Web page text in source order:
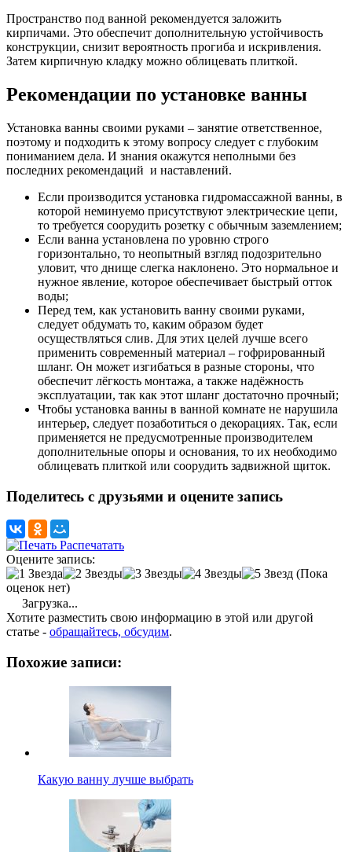
Пространство под ванной рекомендуется заложить
кирпичами. Это обеспечит дополнительную устойчивость
конструкции, снизит вероятность прогиба и искривления.
Затем кирпичную кладку можно облицевать плиткой.
Рекомендации по установке ванны
Установка ванны своими руками – занятие ответственное,
поэтому и подходить к этому вопросу следует с глубоким
пониманием дела. И знания окажутся неполными без
последних рекомендаций и наставлений.
Если производится установка гидромассажной ванны, в
которой неминуемо присутствуют электрические цепи,
то требуется соорудить розетку с обычным заземлением;
Если ванна установлена по уровню строго
горизонтально, то неопытный взгляд подозрительно
уловит, что днище слегка наклонено. Это нормальное и
нужное явление, которое обеспечивает быстрый отток
воды;
Перед тем, как установить ванну своими руками,
следует обдумать то, каким образом будет
осуществляться слив. Для этих целей лучше всего
применить современный материал – гофрированный
шланг. Он может изгибаться в разные стороны, что
обеспечит лёгкость монтажа, а также надёжность
эксплуатации, так как этот шланг достаточно прочный;
Чтобы установка ванны в ванной комнате не нарушила
интерьер, следует позаботиться о декорациях. Так, если
применяется не предусмотренные производителем
дополнительные опоры и основания, то их необходимо
облицевать плиткой или соорудить задвижной щиток.
Поделитесь с друзьями и оцените запись
Распечатать
Оцените запись:
(Пока
оценок нет)
Загрузка...
Хотите разместить свою информацию в этой или другой
статье - обращайтесь, обсудим.
Похожие записи:
Какую ванну лучше выбрать